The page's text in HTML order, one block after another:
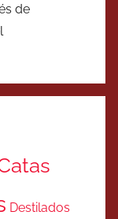
de
Destilados